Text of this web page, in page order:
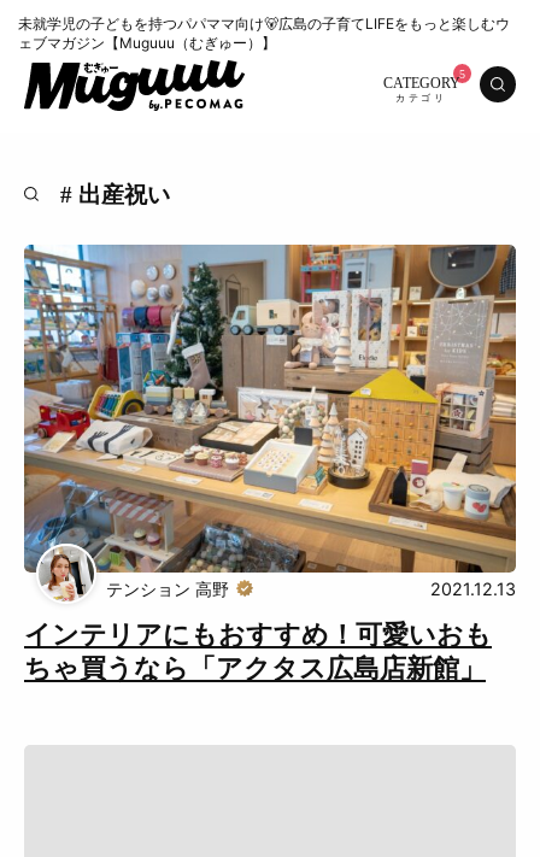
未就学児の子どもを持つパパママ向け🐻広島の子育てLIFEをもっと楽しむウ
ェブマガジン【Muguuu（むぎゅー）】
CATEGORY
特集 くらし
おいしい お知らせ
おでかけ
Muguuuとは
広告掲載について プライバシーポリシー
# 出産祝い
インテリアにもおすすめ！可愛いおも
ちゃ買うなら「アクタス広島店新館」
テンション 高野 2021.12.13